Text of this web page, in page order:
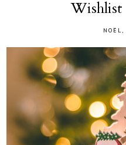
Wishlist
NOËL,